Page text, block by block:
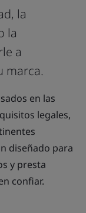
la
la
a
marca.
en las
legales,
diseñado para
y presta
confiar.